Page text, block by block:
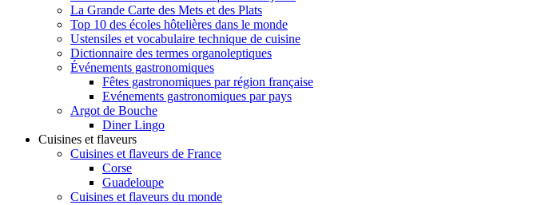
La Grande Carte des Mets et des Plats
Top 10 des écoles hôtelières dans le monde
Ustensiles et vocabulaire technique de cuisine
Dictionnaire des termes organoleptiques
Événements gastronomiques
Fêtes gastronomiques par région française
Evénements gastronomiques par pays
Argot de Bouche
Diner Lingo
Cuisines et flaveurs
Cuisines et flaveurs de France
Corse
Guadeloupe
Cuisines et flaveurs du monde